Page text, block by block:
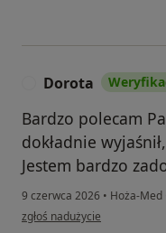
Dorota
Bardzo polecam
dokładnie
Jestem bardzo
9 czerwca 2026 • Hoża-Med
w opinii użytkownika Dorota
zgłoś nadużycie